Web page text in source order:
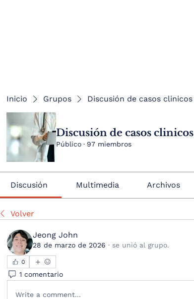
Inicio Grupos Discusión de casos clinicos
Discusión de casos clinicos
Público · 97 miembros
Discusión Multimedia Archivos
Volver
Jeong John
28 de marzo de 2026 · se unió al grupo.
0
1 comentario
Write a comment...